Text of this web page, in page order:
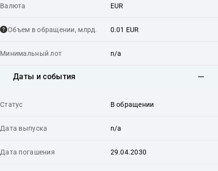
Валюта EUR
Объем в обращении, млрд. 0.01 EUR
Минимальный лот n/a
Даты и события
Статус В обращении
Дата выпуска n/a
Дата погашения 29.04.2030